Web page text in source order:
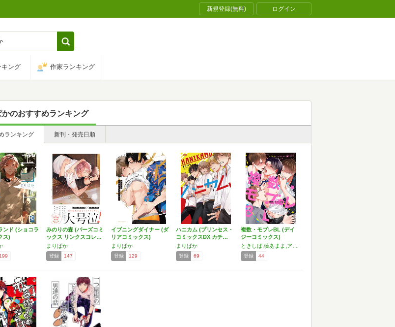
新規登録(無料) ログイン
キング 作家ランキング
かのおすすめランキング
ランキング 新刊・発売日順
ンド (ショコラ
ス)
199
みのりの森 (バーズコミ
ックス リンクスコレ…
まりぱか
登録 147
イブニングダイナー (ダ
リアコミックス)
まりぱか
登録 129
ハニカム (プリンセス・
コミックスDX カチ…
まりぱか
登録 69
複数・モブレBL (デイ
ジーコミックス)
登録 44